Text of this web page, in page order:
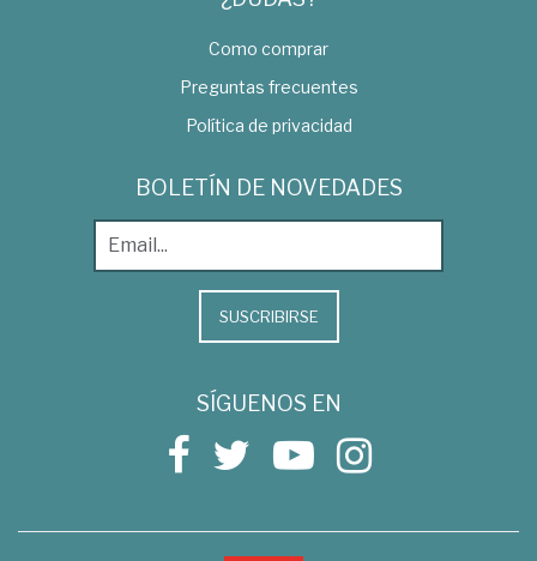
Como comprar
Preguntas frecuentes
Política de privacidad
BOLETÍN DE NOVEDADES
SUSCRIBIRSE
SÍGUENOS EN